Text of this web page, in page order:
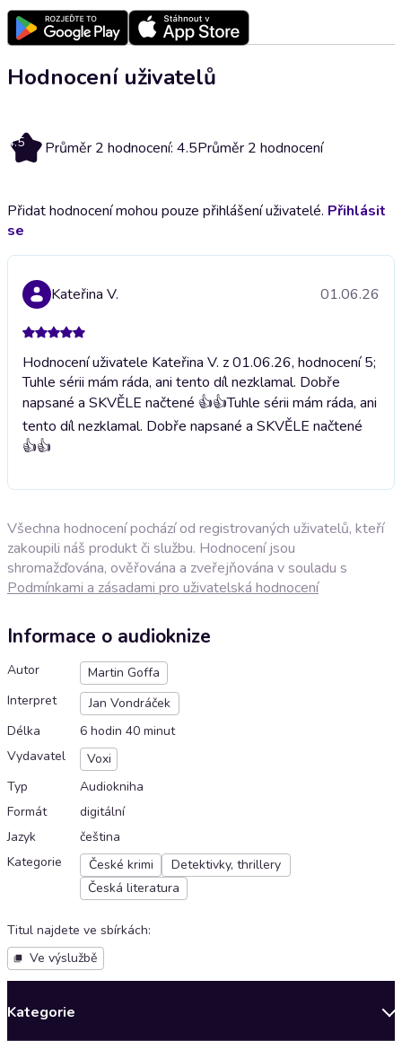
Hodnocení uživatelů
4.5 Průměr 2 hodnocení: 4.5Průměr 2 hodnocení
Přidat hodnocení mohou pouze přihlášení uživatelé. Přihlásit
se
Kateřina V. 01.06.26
Hodnocení uživatele Kateřina V. z 01.06.26, hodnocení 5;
Tuhle sérii mám ráda, ani tento díl nezklamal. Dobře
napsané a SKVĚLE načtené 👍👍Tuhle sérii mám ráda, ani
tento díl nezklamal. Dobře napsané a SKVĚLE načtené
👍👍
Všechna hodnocení pochází od registrovaných uživatelů, kteří
zakoupili náš produkt či službu. Hodnocení jsou
shromažďována, ověřována a zveřejňována v souladu s
Podmínkami a zásadami pro uživatelská hodnocení
Informace o audioknize
Autor
Martin Goffa
Interpret
Jan Vondráček
Délka
6 hodin 40 minut
Vydavatel
Voxi
Typ
Audiokniha
Formát
digitální
Jazyk
čeština
Kategorie
České krimi
Detektivky, thrillery
Česká literatura
Titul najdete ve sbírkách:
Ve výslužbě
Kategorie